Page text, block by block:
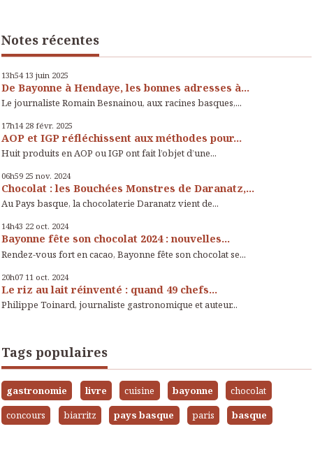
Notes récentes
13h54 13 juin 2025
De Bayonne à Hendaye, les bonnes adresses à...
Le journaliste Romain Besnainou, aux racines basques,...
17h14 28 févr. 2025
AOP et IGP réfléchissent aux méthodes pour...
Huit produits en AOP ou IGP ont fait l’objet d’une...
06h59 25 nov. 2024
Chocolat : les Bouchées Monstres de Daranatz,...
Au Pays basque, la chocolaterie Daranatz vient de...
14h43 22 oct. 2024
Bayonne fête son chocolat 2024 : nouvelles...
Rendez-vous fort en cacao, Bayonne fête son chocolat se...
20h07 11 oct. 2024
Le riz au lait réinventé : quand 49 chefs...
Philippe Toinard, journaliste gastronomique et auteur...
Tags populaires
gastronomie livre cuisine bayonne
chocolat
concours
biarritz pays basque paris basque